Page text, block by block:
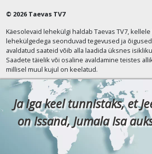
© 2026 Taevas TV7
Käesolevaid lehekülgi haldab Taevas TV7,
lehekülgedega seonduvad tegevused ja
avaldatud saateid võib alla laadida üksnes
Saadete täielik või osaline avaldamine teistes
millisel muul kujul on keelatud.
Ja iga keel tunnistaks, et
on Issand, Jumala Isa